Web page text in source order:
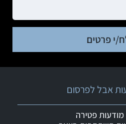
י פרטים
אבל לפרסום
פטירה